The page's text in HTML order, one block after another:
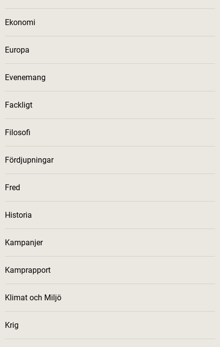
Ekonomi
Europa
Evenemang
Fackligt
Filosofi
Fördjupningar
Fred
Historia
Kampanjer
Kamprapport
Klimat och Miljö
Krig